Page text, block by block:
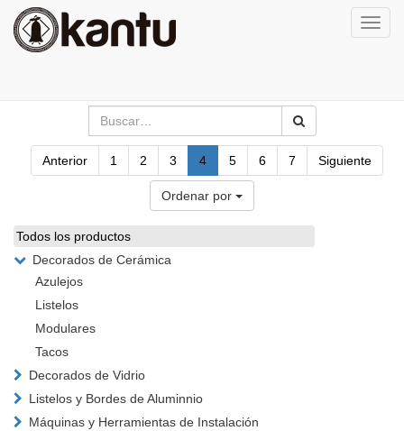
Anterior 1 2 3 4 5 6 7 Siguiente
Ordenar por
Todos los productos
Decorados de Cerámica
Azulejos
Listelos
Modulares
Tacos
Decorados de Vidrio
Listelos y Bordes de Aluminnio
Máquinas y Herramientas de Instalación